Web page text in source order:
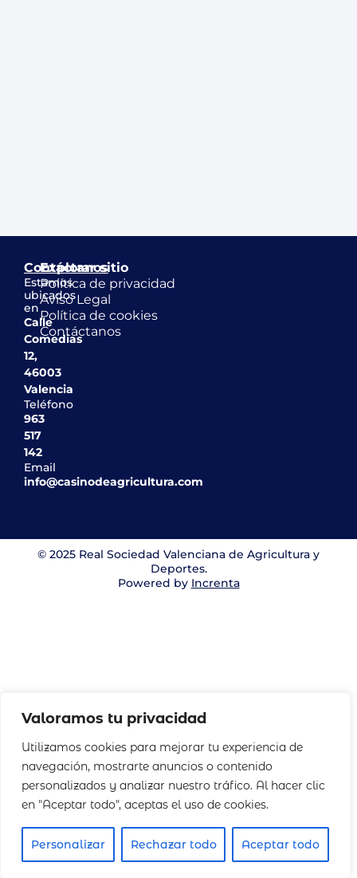
Valoramos tu privacidad
Utilizamos cookies para mejorar tu experiencia de
navegación, mostrarte anuncios o contenido
personalizados y analizar nuestro tráfico. Al hacer clic
en "Aceptar todo", aceptas el uso de cookies.
Personalizar Rechazar todo Aceptar todo
Contáctanos
Estamos
ubicados
en
Calle
Comedias
12,
46003
Valencia
Teléfono
963
517
142
Email
info@casinodeagricultura.com
Explorar sitio
Política de privacidad
Aviso Legal
Política de cookies
Contáctanos
© 2025 Real Sociedad Valenciana de Agricultura y
Deportes.
Powered by Increnta